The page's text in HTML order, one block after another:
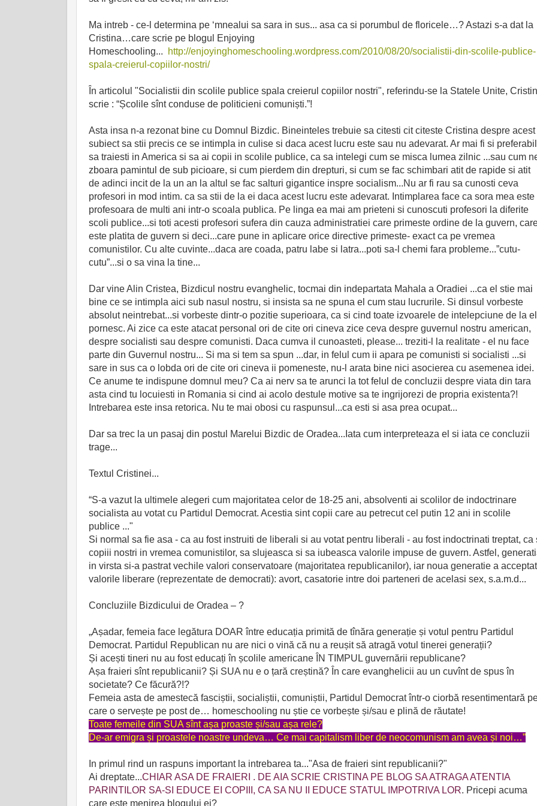
Ma intreb - ce-l determina pe ‘mnealui sa sara in sus... asa ca si porumbul de floricele…? Astazi s-a dat la
Cristina…care scrie pe blogul Enjoying
Homeschooling...
http://enjoyinghomeschooling.wordpress.com/2010/08/20/socialistii-din-scolile-publice-
spala-creierul-copiilor-nostri/
În articolul "Socialistii din scolile publice spala creierul copiilor nostri", referindu-se la Statele Unite,
scrie : “Școlile sînt conduse de politicieni comuniști.”!
Asta insa n-a rezonat bine cu Domnul Bizdic. Bineinteles trebuie sa citesti cit citeste Cristina despre acest
subiect sa stii precis ce se intimpla in culise si daca acest lucru este sau nu adevarat. Ar mai fi si preferabil
sa traiesti in America si sa ai copii in scolile publice, ca sa intelegi cum se misca lumea zilnic ...sau cum
zboara pamintul de sub picioare, si cum pierdem din drepturi, si cum se fac schimbari atit de rapide si atit
de adinci incit de la un an la altul se fac salturi gigantice inspre socialism...Nu ar fi rau sa cunosti ceva
profesori in mod intim. ca sa stii de la ei daca acest lucru este adevarat. Intimplarea face ca sora mea este
profesoara de multi ani intr-o scoala publica. Pe linga ea mai am prieteni si cunoscuti profesori la diferite
scoli publice...si toti acesti profesori sufera din cauza administratiei care primeste ordine de la guvern,
este platita de guvern si deci...care pune in aplicare orice directive primeste- exact ca pe vremea
comunistilor. Cu alte cuvinte...daca are coada, patru labe si latra...poti sa-l chemi fara probleme...”cutu-
cutu”...si o sa vina la tine...
Dar vine Alin Cristea, Bizdicul nostru evanghelic, tocmai din indepartata Mahala a Oradiei ...ca el stie mai
bine ce se intimpla aici sub nasul nostru, si insista sa ne spuna el cum stau lucrurile. Si dinsul vorbeste
absolut neintrebat...si vorbeste dintr-o pozitie superioara, ca si cind toate izvoarele de intelepciune de la el
pornesc. Ai zice ca este atacat personal ori de cite ori cineva zice ceva despre guvernul nostru american,
despre socialisti sau despre comunisti. Daca cumva il cunoasteti, please... treziti-l la realitate - el nu face
parte din Guvernul nostru... Si ma si tem sa spun ...dar, in felul cum ii apara pe comunisti si socialisti ...si
sare in sus ca o lobda ori de cite ori cineva ii pomeneste, nu-l arata bine nici asocierea cu asemenea idei.
Ce anume te indispune domnul meu? Ca ai nerv sa te arunci la tot felul de concluzii despre viata din tara
asta cind tu locuiesti in Romania si cind ai acolo destule motive sa te ingrijorezi de propria existenta?!
Intrebarea este insa retorica. Nu te mai obosi cu raspunsul...ca esti si asa prea ocupat...
Dar sa trec la un pasaj din postul Marelui Bizdic de Oradea...Iata cum interpreteaza el si iata ce concluzii
trage...
Textul Cristinei...
“S-a vazut la ultimele alegeri cum majoritatea celor de 18-25 ani, absolventi ai scolilor de indoctrinare
socialista au votat cu Partidul Democrat. Acestia sint copii care au petrecut cel putin 12 ani in scolile
publice ..."
Si normal sa fie asa - ca au fost instruiti de liberali si au votat pentru liberali - au fost indoctrinati treptat, ca
copiii nostri in vremea comunistilor, sa slujeasca si sa iubeasca valorile impuse de guvern. Astfel,
in virsta si-a pastrat vechile valori conservatoare (majoritatea republicanilor), iar noua generatie a acceptat
valorile liberare (reprezentate de democrati): avort, casatorie intre doi parteneri de acelasi sex, s.a.m.d...
Concluziile Bizdicului de Oradea – ?
„Așadar, femeia face legătura DOAR între educația primită de tînăra generație și votul pentru Partidul
Democrat. Partidul Republican nu are nici o vină că nu a reușit să atragă votul tinerei generații?
Și acești tineri nu au fost educați în școlile americane ÎN TIMPUL guvernării republicane?
Așa fraieri sînt republicanii? Și SUA nu e o țară creștină? În care evanghelicii au un cuvînt de spus în
societate? Ce făcură?!?
Femeia asta de amestecă fasciștii, socialiștii, comuniștii, Partidul Democrat într-o ciorbă resentimentară
care o servește pe post de… homeschooling nu știe ce vorbește și/sau e plină de răutate!
Toate femeile din SUA sînt așa proaste și/sau așa rele?
De-ar emigra și proastele noastre undeva… Ce mai capitalism liber de neocomunism am avea și noi…”
In primul rind un raspuns important la intrebarea ta..."Asa de fraieri sint republicanii?"
Ai dreptate...CHIAR ASA DE FRAIERI . DE AIA SCRIE CRISTINA PE BLOG SA ATRAGA ATENTIA
PARINTILOR SA-SI EDUCE EI COPIII, CA SA NU II EDUCE STATUL IMPOTRIVA LOR. Pricepi acuma
care este menirea blogului ei?